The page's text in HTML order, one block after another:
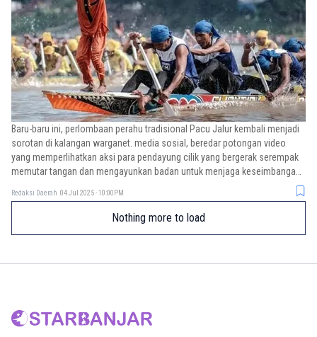
Baru-baru ini, perlombaan perahu tradisional Pacu Jalur kembali menjadi
sorotan di kalangan warganet. media sosial, beredar potongan video
yang memperlihatkan aksi para pendayung cilik yang bergerak serempak
memutar tangan dan mengayunkan badan untuk menjaga keseimbangan
Redaksi Daerah 04 Jul 2025 - 10:00PM
Nothing more to load